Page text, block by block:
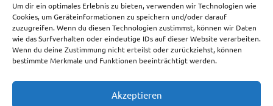
Um dir ein optimales Erlebnis zu bieten, verwenden wir Technologien wie
Cookies, um Geräteinformationen zu speichern und/oder darauf
zuzugreifen. Wenn du diesen Technologien zustimmst, können wir Daten
wie das Surfverhalten oder eindeutige IDs auf dieser Website verarbeiten.
Wenn du deine Zustimmung nicht erteilst oder zurückziehst, können
bestimmte Merkmale und Funktionen beeinträchtigt werden.
Akzeptieren
zum Gutschein
Copyright © 2026 Das Atelier